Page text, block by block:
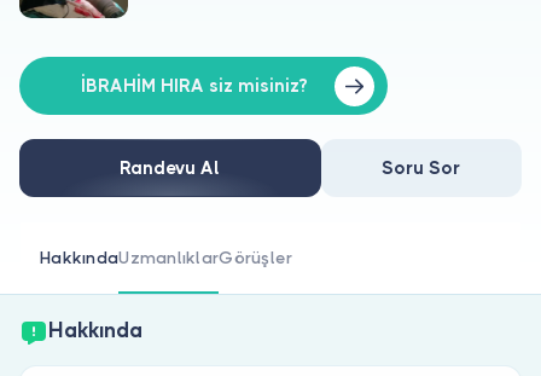
Doktorlar için
Doktor musunuz?
İBRAHİM HIRA siz misiniz?
Randevu Al Soru Sor
HakkındaUzmanlıklarGörüşler
Hakkında